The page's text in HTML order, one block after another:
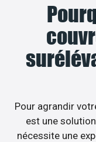
Pour agrandir
est une
nécessite une